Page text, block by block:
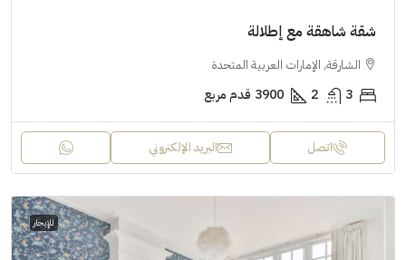
شقة شاهقة مع إطلالة
الشارقة, الإمارات العربية المتحدة
3
2
3900 قدم مربع
اتصل البريد الإلكتروني
للإيجار